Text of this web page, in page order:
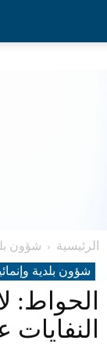
الرئيسية شؤون
شؤون بلدية
الحواط: